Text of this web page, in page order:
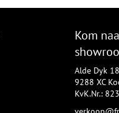
Kom
Alde Dyk
9288 XC
KvK.Nr.: